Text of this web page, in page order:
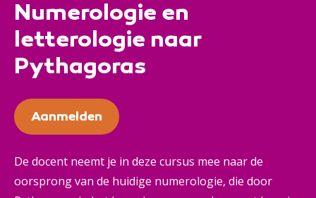
Numerologie en
letterologie naar
Pythagoras
Aanmelden
De docent neemt je in deze cursus mee naar de
oorsprong van de huidige numerologie, die door